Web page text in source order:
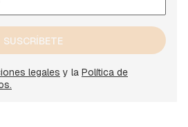
SUSCRÍBETE
legales y la Política de